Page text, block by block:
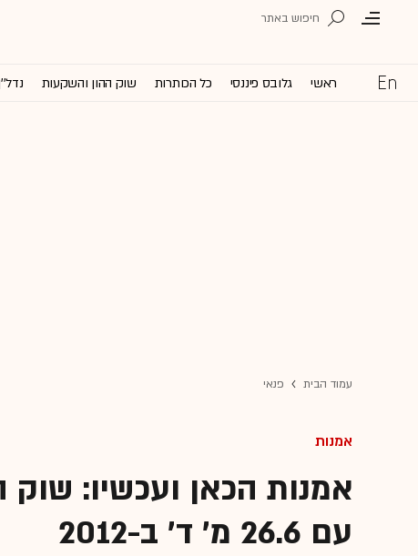
ראשי גלובס פיננסי כל הכותרות שוק ההון והשקעות
עמוד הבית פנאי
אמנות
אמנות הכאן ועכשיו:
עם 26.6 מ' ד' ב-2012